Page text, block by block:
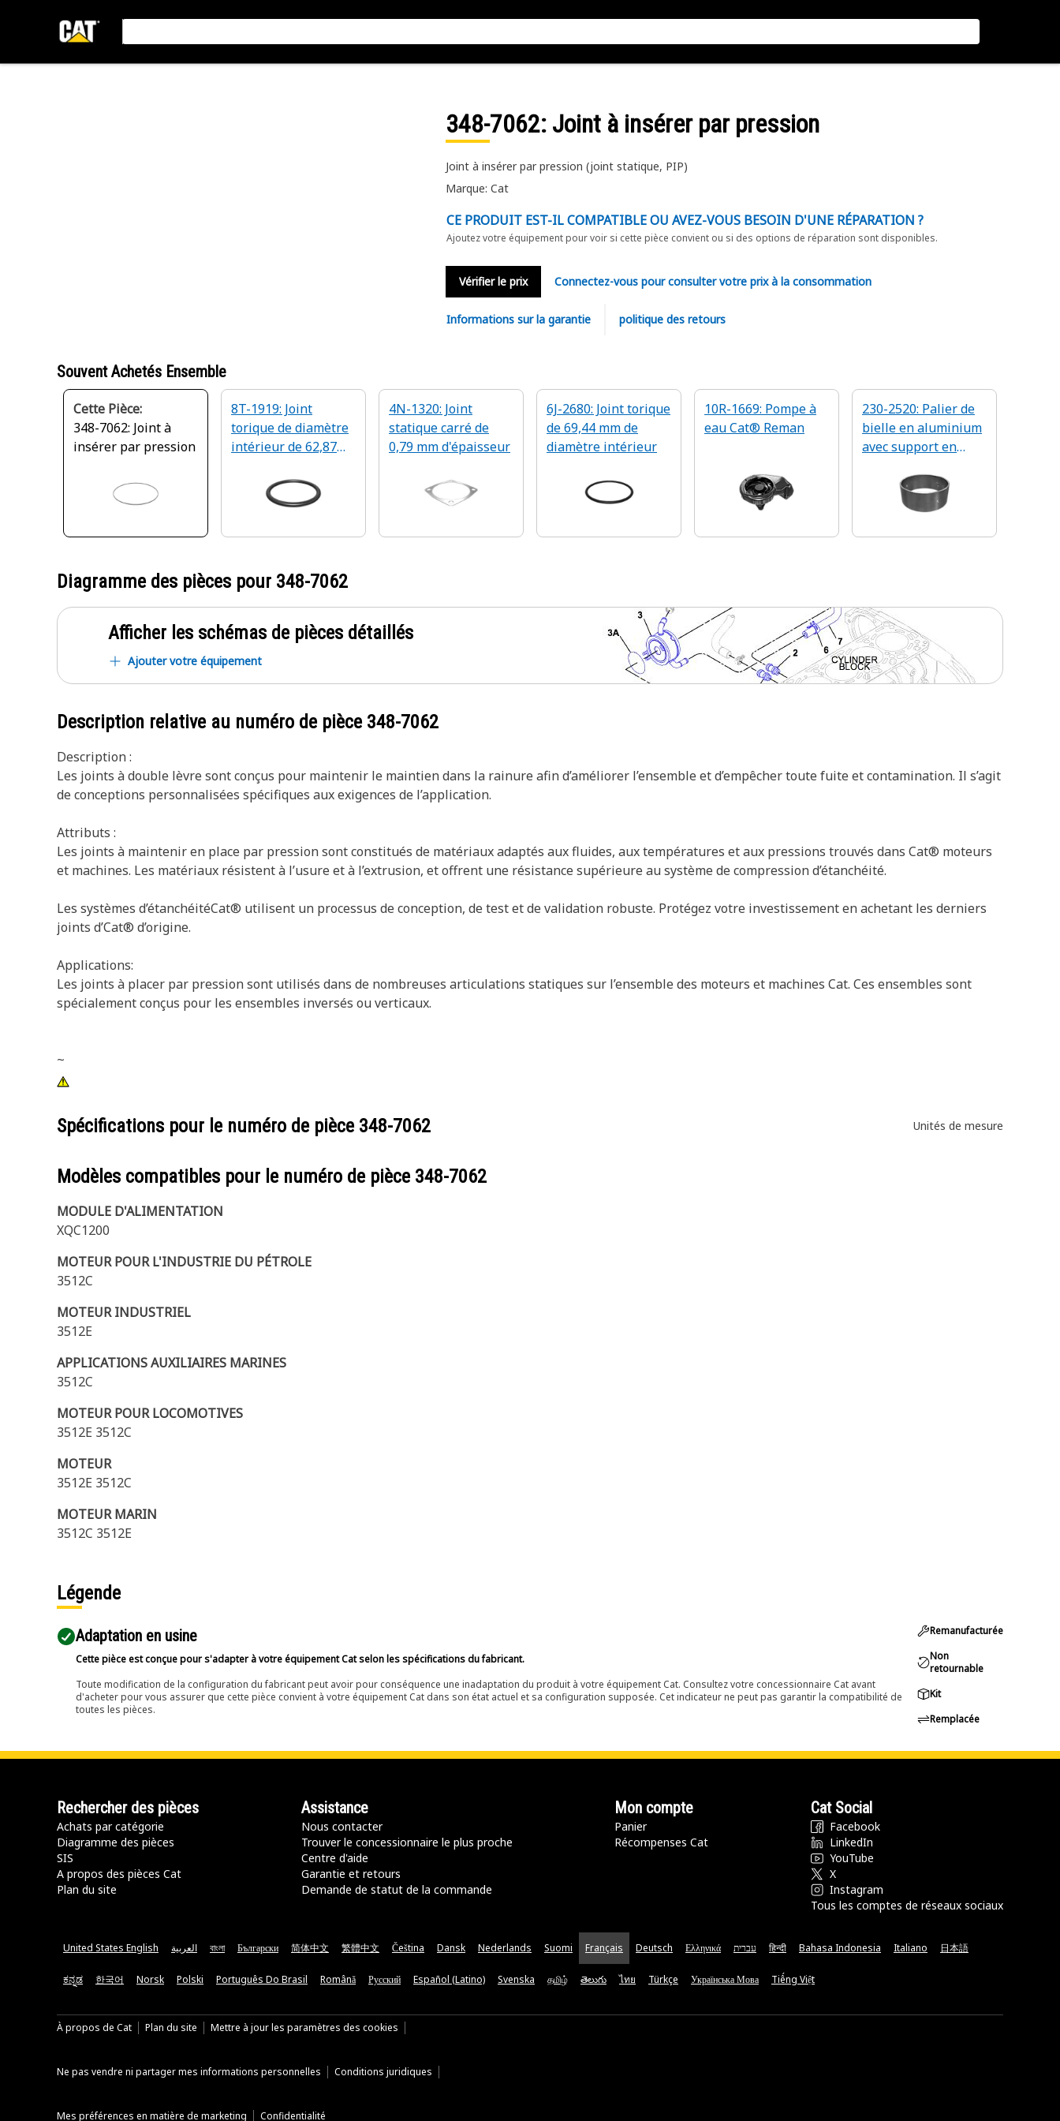
348-7062: Joint à insérer par pression
Joint à insérer par pression (joint statique, PIP)
Marque: Cat
CE PRODUIT EST-IL COMPATIBLE OU AVEZ-VOUS BESOIN D'UNE RÉPARATION ?
Ajoutez votre équipement pour voir si cette pièce convient ou si des options de réparation sont disponibles.
Vérifier le prix Connectez-vous pour consulter votre prix à la consommation
Informations sur la garantie politique des retours
Souvent Achetés Ensemble
Cette Pièce:
348-7062: Joint à
insérer par pression
8T-1919: Joint
torique de diamètre
intérieur de 62,87
4N-1320: Joint
statique carré de
0,79 mm d'épaisseur
6J-2680: Joint torique
de 69,44 mm de
diamètre intérieur
10R-1669: Pompe à
eau Cat® Reman
230-2520: Palier de
bielle en aluminium
avec support en
Diagramme des pièces pour 348-7062
Afficher les schémas de pièces détaillés
Ajouter votre équipement
Description relative au numéro de pièce 348-7062
Description :
Les joints à double lèvre sont conçus pour maintenir le maintien dans la rainure afin d’améliorer l’ensemble et d’empêcher toute fuite et contamination. Il s’agit
de conceptions personnalisées spécifiques aux exigences de l’application.
Attributs :
Les joints à maintenir en place par pression sont constitués de matériaux adaptés aux fluides, aux températures et aux pressions trouvés dans Cat® moteurs
et machines. Les matériaux résistent à l’usure et à l’extrusion, et offrent une résistance supérieure au système de compression d’étanchéité.
Les systèmes d’étanchéitéCat® utilisent un processus de conception, de test et de validation robuste. Protégez votre investissement en achetant les derniers
joints d’Cat® d’origine.
Applications:
Les joints à placer par pression sont utilisés dans de nombreuses articulations statiques sur l’ensemble des moteurs et machines Cat. Ces ensembles sont
spécialement conçus pour les ensembles inversés ou verticaux.
~
Spécifications pour le numéro de pièce 348-7062 Unités de mesure
Modèles compatibles pour le numéro de pièce 348-7062
MODULE D'ALIMENTATION
XQC1200
MOTEUR POUR L'INDUSTRIE DU PÉTROLE
3512C
MOTEUR INDUSTRIEL
3512E
APPLICATIONS AUXILIAIRES MARINES
3512C
MOTEUR POUR LOCOMOTIVES
3512E 3512C
MOTEUR
3512E 3512C
MOTEUR MARIN
3512C 3512E
Légende
Adaptation en usine
Cette pièce est conçue pour s'adapter à votre équipement Cat selon les spécifications du fabricant.
Toute modification de la configuration du fabricant peut avoir pour conséquence une inadaptation du produit à votre équipement Cat. Consultez votre concessionnaire Cat avant
d'acheter pour vous assurer que cette pièce convient à votre équipement Cat dans son état actuel et sa configuration supposée. Cet indicateur ne peut pas garantir la compatibilité de
toutes les pièces.
Remanufacturée
Non
retournable
Kit
Remplacée
Rechercher des pièces
Achats par catégorie
Diagramme des pièces
SIS
A propos des pièces Cat
Plan du site
Assistance
Nous contacter
Trouver le concessionnaire le plus proche
Centre d'aide
Garantie et retours
Demande de statut de la commande
Mon compte
Panier
Récompenses Cat
Cat Social
Facebook
LinkedIn
YouTube
X
Instagram
Tous les comptes de réseaux sociaux
United States English العربية বাংলা Български 简体中文 繁體中文 Čeština Dansk Nederlands Suomi Français Deutsch Ελληνικά עברית हिन्दी Bahasa Indonesia Italiano 日本語
ಕನ್ನಡ 한국어 Norsk Polski Português Do Brasil Română Русский Español (Latino) Svenska தமிழ் తెలుగు ไทย Türkçe Українська Мова Tiếng Việt
À propos de Cat Plan du site Mettre à jour les paramètres des cookies
Ne pas vendre ni partager mes informations personnelles Conditions juridiques
Mes préférences en matière de marketing Confidentialité